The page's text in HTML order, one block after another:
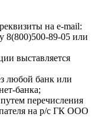
на e-mail:
8(800)500-89-05 или
выставляется
любой банк или
банка;
перечисления
на р/с ГК ООО